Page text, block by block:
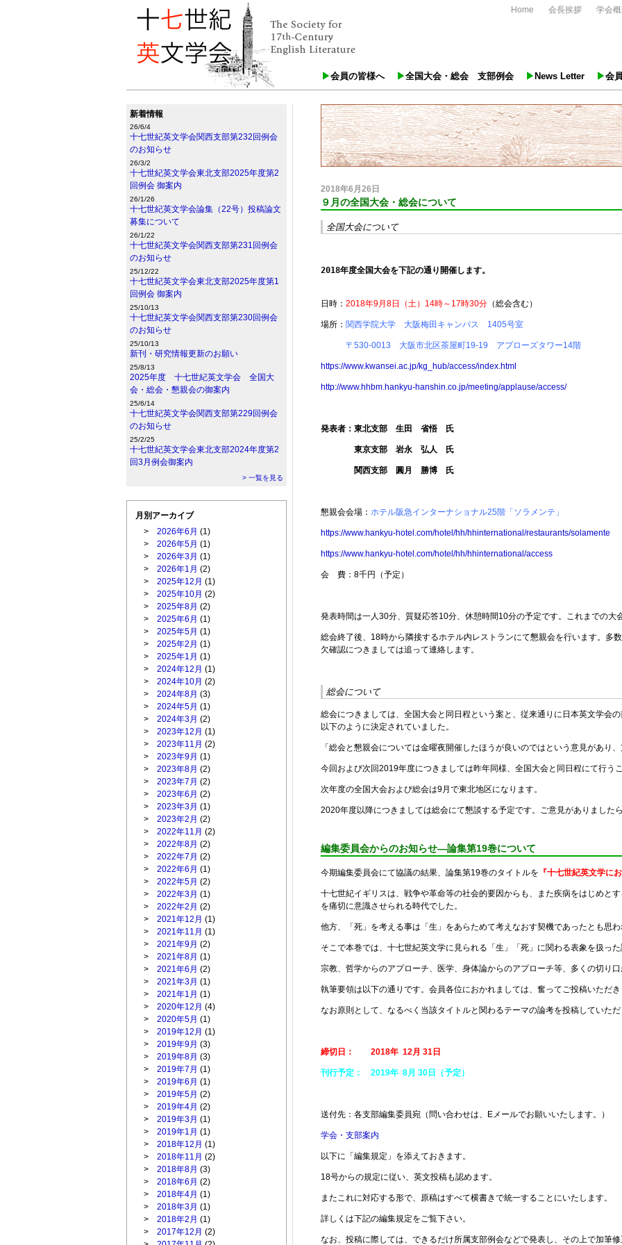
Home 会長挨拶 学会
会員の皆様へ 全国大会・総会 支部例会 News Letter 会
2018年6月26日
９月の全国大会・総会について
全国大会について
2018年度全国大会を下記の通り開催します。
日時： 2018年9月8日（土）14時～17時30分 （総会含む）
場所： 関西学院大学 大阪梅田キャンパス 1405号室
〒530-0013 大阪市北区茶屋町19-19 アプローズタワー14階
https://www.kwansei.ac.jp/kg_hub/access/index.html
http://www.hhbm.hankyu-hanshin.co.jp/meeting/applause/access/
発表者： 東北支部 生田 省悟 氏
東京支部 岩永 弘人 氏
関西支部 圓月 勝博 氏
懇親会会場： ホテル阪急インターナショナル25階「ソラメンテ」
https://www.hankyu-hotel.com/hotel/hh/hhinternational/restaurants/solamente
https://www.hankyu-hotel.com/hotel/hh/hhinternational/access
会 費：8千円（予定）
発表時間は一人30分、質疑応答10分、休憩時間10分の予定です。これまでの大
総会終了後、18時から隣接するホテル内レストランにて懇親会を行います。多
欠確認につきましては追って連絡します。
総会について
総会につきましては、全国大会と同日程という案と、従来通りに日本英文学会
以下のように決定されていました。
「総会と懇親会については金曜夜開催したほうが良いのではという意見があり
今回および次回2019年度につきましては昨年同様、全国大会と同日程にて行う
次年度の全国大会および総会は9月で東北地区になります。
2020年度以降につきましては総会にて懇談する予定です。ご意見がありました
編集委員会からのお知らせ―論集第19巻について
今期編集委員会にて協議の結果、論集第19巻のタイトルを 『十七世紀英文学に
十七世紀イギリスは、戦争や革命等の社会的要因からも、また疾病をはじめと
を痛切に意識させられる時代でした。
他方、「死」を考える事は「生」をあらためて考えなおす契機であったとも思わ
そこで本巻では、十七世紀英文学に見られる「生」「死」に関わる表象を扱った
宗教、哲学からのアプローチ、医学、身体論からのアプローチ等、多くの切り
執筆要領は以下の通りです。会員各位におかれましては、奮ってご投稿いただき
なお原則として、なるべく当該タイトルと関わるテーマの論考を投稿していただ
締切日： 2018年 12月 31日
刊行予定： 2019年 8月 30日（予定）
送付先：各支部編集委員宛（問い合わせは、Eメールでお願いいたします。）
学会・支部案内
以下に「編集規定」を添えておきます。
18号からの規定に従い、英文投稿も認めます。
またこれに対応する形で、原稿はすべて横書きで統一することにいたします。
詳しくは下記の編集規定をご覧下さい。
なお、投稿に際しては、できるだけ所属支部例会などで発表し、その上で加筆
新着情報
26/6/4
十七世紀英文学会関西支部第232回例会
のお知らせ
26/3/2
十七世紀英文学会東北支部2025年度第2
回例会 御案内
26/1/26
十七世紀英文学会論集（22号）投稿論文
募集について
26/1/22
十七世紀英文学会関西支部第231回例会
のお知らせ
25/12/22
十七世紀英文学会東北支部2025年度第1
回例会 御案内
25/10/13
十七世紀英文学会関西支部第230回例会
のお知らせ
25/10/13
新刊・研究情報更新のお願い
25/8/13
2025年度 十七世紀英文学会 全国大
会・総会・懇親会の御案内
25/6/14
十七世紀英文学会関西支部第229回例会
のお知らせ
25/2/25
十七世紀英文学会東北支部2024年度第2
回3月例会御案内
> 一覧を見る
月別アーカイブ
> 2026年6月 (1)
> 2026年5月 (1)
> 2026年3月 (1)
> 2026年1月 (2)
> 2025年12月 (1)
> 2025年10月 (2)
> 2025年8月 (2)
> 2025年6月 (1)
> 2025年5月 (1)
> 2025年2月 (1)
> 2025年1月 (1)
> 2024年12月 (1)
> 2024年10月 (2)
> 2024年8月 (3)
> 2024年5月 (1)
> 2024年3月 (2)
> 2023年12月 (1)
> 2023年11月 (2)
> 2023年9月 (1)
> 2023年8月 (2)
> 2023年7月 (2)
> 2023年6月 (2)
> 2023年3月 (1)
> 2023年2月 (2)
> 2022年11月 (2)
> 2022年8月 (2)
> 2022年7月 (2)
> 2022年6月 (1)
> 2022年5月 (2)
> 2022年3月 (1)
> 2022年2月 (2)
> 2021年12月 (1)
> 2021年11月 (1)
> 2021年9月 (2)
> 2021年8月 (1)
> 2021年6月 (2)
> 2021年3月 (1)
> 2021年1月 (1)
> 2020年12月 (4)
> 2020年5月 (1)
> 2019年12月 (1)
> 2019年9月 (3)
> 2019年8月 (3)
> 2019年7月 (1)
> 2019年6月 (1)
> 2019年5月 (2)
> 2019年4月 (2)
> 2019年3月 (1)
> 2019年1月 (1)
> 2018年12月 (1)
> 2018年11月 (2)
> 2018年8月 (3)
> 2018年6月 (2)
> 2018年4月 (1)
> 2018年3月 (1)
> 2018年2月 (1)
> 2017年12月 (2)